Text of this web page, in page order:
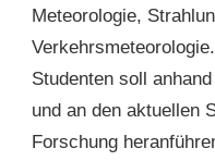
Meteorologie,
Studenten soll
und an den aktuellen
Forschung